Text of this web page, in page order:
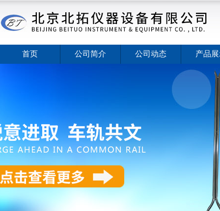
首页 公司简介 公司动态 产品